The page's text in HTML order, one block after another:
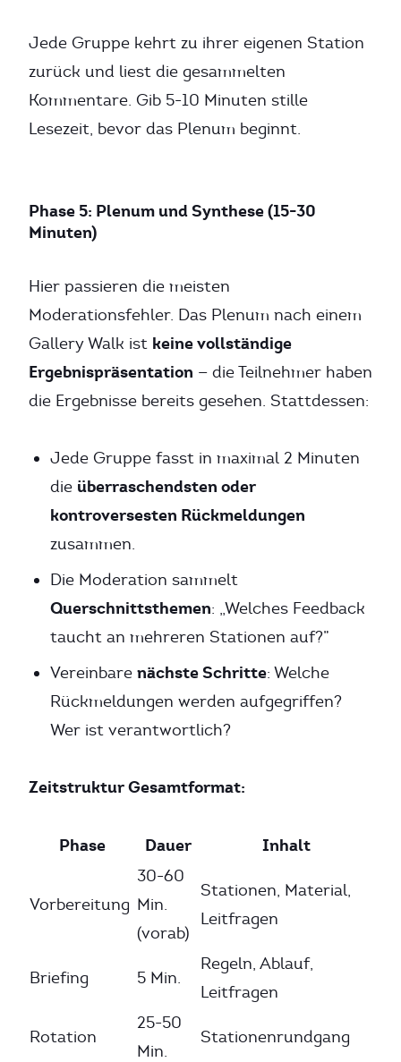
Jede Gruppe kehrt zu ihrer eigenen Station
zurück und liest die gesammelten
Kommentare. Gib 5-10 Minuten stille
Lesezeit, bevor das Plenum beginnt.
Phase 5: Plenum und Synthese (15-30
Minuten)
Hier passieren die meisten
Moderationsfehler. Das Plenum nach einem
Gallery Walk ist keine vollständige
Ergebnispräsentation — die Teilnehmer haben
die Ergebnisse bereits gesehen. Stattdessen:
Jede Gruppe fasst in maximal 2 Minuten
die überraschendsten oder
kontroversesten Rückmeldungen
zusammen.
Die Moderation sammelt
Querschnittsthemen: „Welches Feedback
taucht an mehreren Stationen auf?”
Vereinbare nächste Schritte: Welche
Rückmeldungen werden aufgegriffen?
Wer ist verantwortlich?
Zeitstruktur Gesamtformat:
Phase Dauer Inhalt
Vorbereitung
30-60
Min.
(vorab)
Stationen, Material,
Leitfragen
Briefing 5 Min.
Regeln, Ablauf,
Leitfragen
Rotation
25-50
Min.
Stationenrundgang